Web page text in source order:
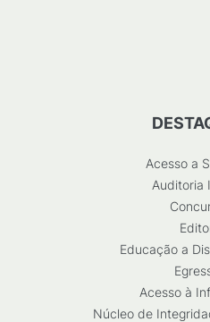
Acesso a
Auditoria
Educação a
Acesso à
Núcleo de